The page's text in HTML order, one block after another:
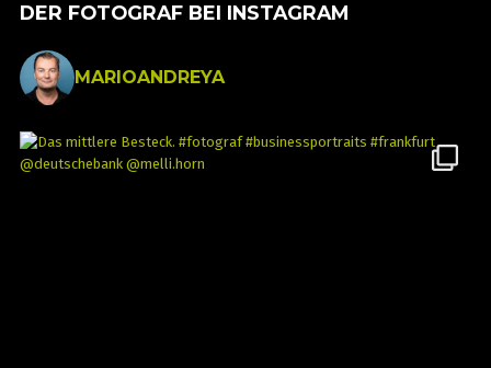
DER FOTOGRAF BEI INSTAGRAM
MARIOANDREYA